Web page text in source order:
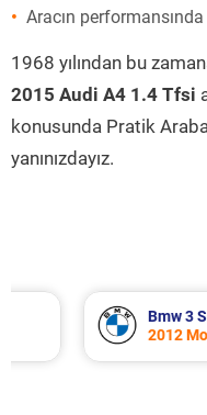
Aracın
1968 yılından bu
2015 Audi A4 1.4 Tfsi
konusunda Pratik
yanınızdayız.
Bmw 3 Serisi
2012 Model